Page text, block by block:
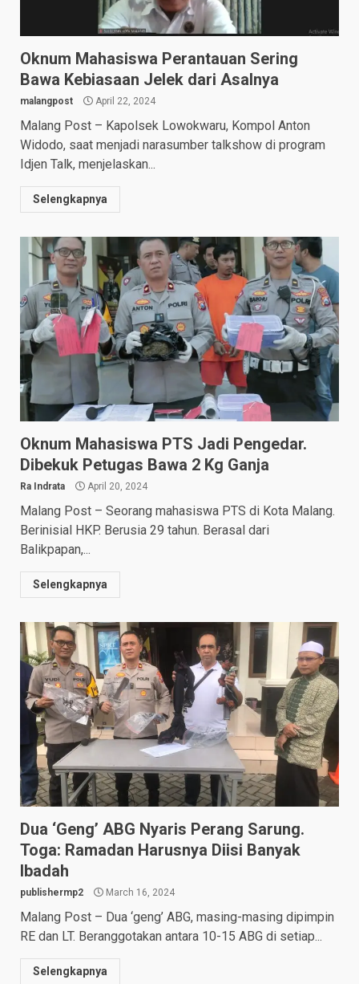
Oknum Mahasiswa Perantauan Sering
Bawa Kebiasaan Jelek dari Asalnya
malangpost April 22, 2024
Malang Post – Kapolsek Lowokwaru, Kompol Anton
Widodo, saat menjadi narasumber talkshow di program
Idjen Talk, menjelaskan...
Selengkapnya
Oknum Mahasiswa PTS Jadi Pengedar.
Dibekuk Petugas Bawa 2 Kg Ganja
Ra Indrata April 20, 2024
Malang Post – Seorang mahasiswa PTS di Kota Malang.
Berinisial HKP. Berusia 29 tahun. Berasal dari
Balikpapan,...
Selengkapnya
Dua ‘Geng’ ABG Nyaris Perang Sarung.
Toga: Ramadan Harusnya Diisi Banyak
Ibadah
publishermp2 March 16, 2024
Malang Post – Dua ‘geng’ ABG, masing-masing dipimpin
RE dan LT. Beranggotakan antara 10-15 ABG di setiap...
Selengkapnya